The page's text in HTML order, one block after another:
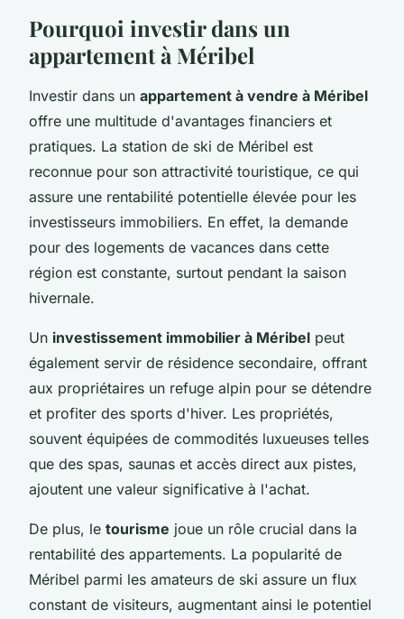
Pourquoi investir dans un
appartement à Méribel
Investir dans un appartement à vendre à Méribel
offre une multitude d'avantages financiers et
pratiques. La station de ski de Méribel est
reconnue pour son attractivité touristique, ce qui
assure une rentabilité potentielle élevée pour les
investisseurs immobiliers. En effet, la demande
pour des logements de vacances dans cette
région est constante, surtout pendant la saison
hivernale.
Un investissement immobilier à Méribel peut
également servir de résidence secondaire, offrant
aux propriétaires un refuge alpin pour se détendre
et profiter des sports d'hiver. Les propriétés,
souvent équipées de commodités luxueuses telles
que des spas, saunas et accès direct aux pistes,
ajoutent une valeur significative à l'achat.
De plus, le tourisme joue un rôle crucial dans la
rentabilité des appartements. La popularité de
Méribel parmi les amateurs de ski assure un flux
constant de visiteurs, augmentant ainsi le potentiel